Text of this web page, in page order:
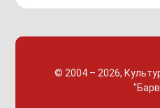
© 2004 – 2026,